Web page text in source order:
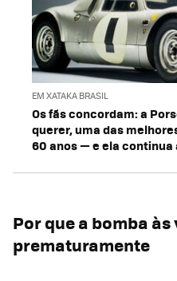
EM XATAKA BRASIL
Os fãs concordam: a
querer, uma das
60 anos — e ela continua
Por que a bomba
prematuramente